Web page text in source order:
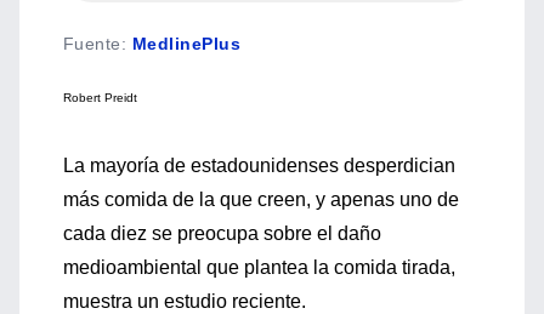
Fuente: MedlinePlus
Robert Preidt
La mayoría de estadounidenses desperdician
más comida de la que creen, y apenas uno de
cada diez se preocupa sobre el daño
medioambiental que plantea la comida tirada,
muestra un estudio reciente.